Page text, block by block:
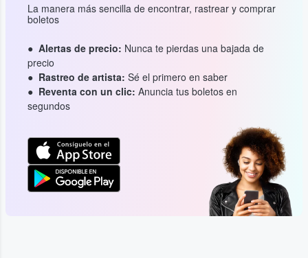
La manera más sencilla de encontrar, rastrear y comprar
boletos
Alertas de precio: Nunca te pierdas una bajada de
precio
Rastreo de artista: Sé el primero en saber
Reventa con un clic: Anuncia tus boletos en
segundos